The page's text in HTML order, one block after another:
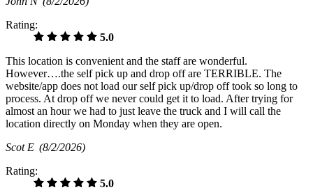
Rating:
5.0
This location is convenient and the staff are wonderful.
However….the self pick up and drop off are TERRIBLE. The
website/app does not load our self pick up/drop off took so long to
process. At drop off we never could get it to load. After trying for
almost an hour we had to just leave the truck and I will call the
location directly on Monday when they are open.
Scot E (8/2/2026)
Rating:
5.0